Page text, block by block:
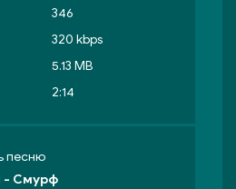
346
320 kbps
5.13 MB
2:14
песню
- Смурф